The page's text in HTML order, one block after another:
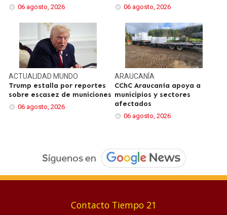
06 agosto, 2026 06 agosto, 2026
ACTUALIDAD MUNDO
Trump estalla por reportes
sobre escasez de municiones
06 agosto, 2026
ARAUCANÍA
CChC Araucanía apoya a
municipios y sectores
afectados
06 agosto, 2026
Contacto Tiempo 21